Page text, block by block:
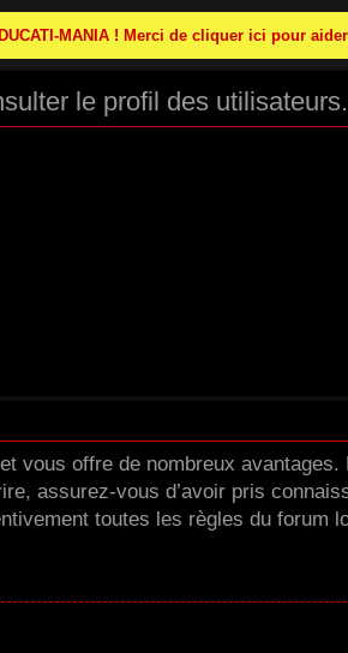
MANIA ! Merci de cliquer ici pour
le profil des utilisateurs.
vous offre de nombreux
assurez-vous d’avoir pris
toutes les règles du forum